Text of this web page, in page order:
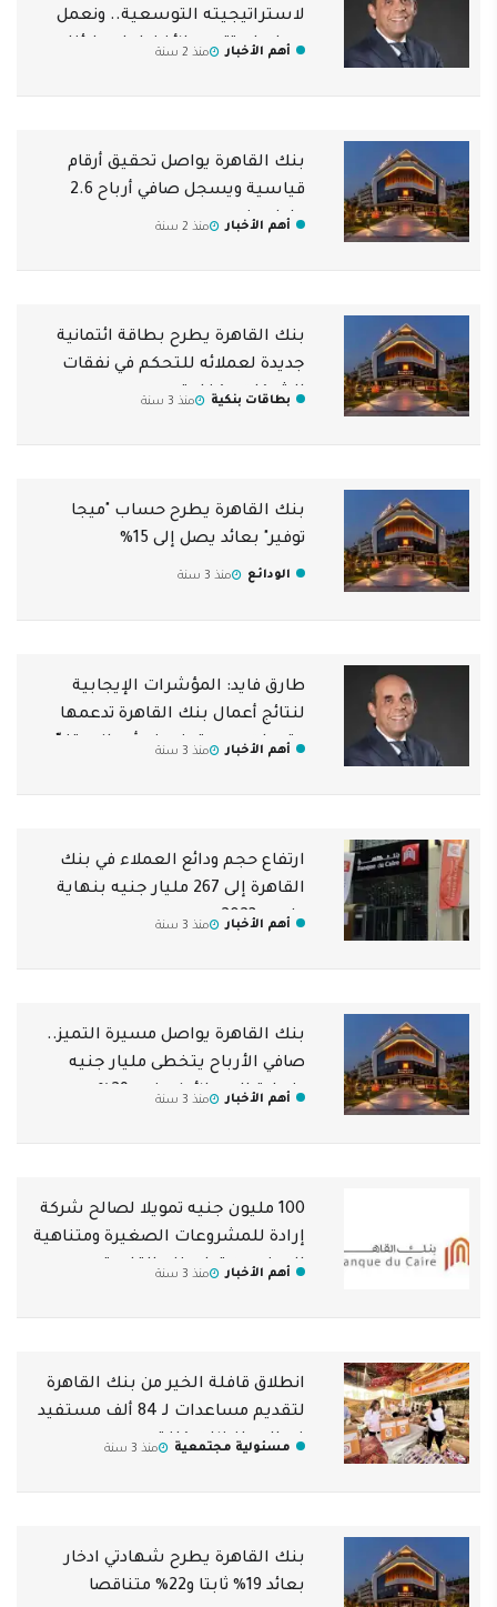
لاستراتيجيته التوسعية.. ونعمل
دوما على تقديم الأفضل لعملائنا
أهم الأخبار منذ 2 سنة
بنك القاهرة يواصل تحقيق أرقام
قياسية ويسجل صافي أرباح 2.6
مليار جنيه
أهم الأخبار منذ 2 سنة
بنك القاهرة يطرح بطاقة ائتمانية
جديدة لعملائه للتحكم في نفقات
الشركات بكفاءة
بطاقات بنكية منذ 3 سنة
بنك القاهرة يطرح حساب "ميجا
توفير" بعائد يصل إلى 15%
الودائع منذ 3 سنة
طارق فايد: المؤشرات الإيجابية
لنتائج أعمال بنك القاهرة تدعمها
مقومات عديدة ونموذج أعمال متفرّد
أهم الأخبار منذ 3 سنة
ارتفاع حجم ودائع العملاء في بنك
القاهرة إلى 267 مليار جنيه بنهاية
مارس 2023
أهم الأخبار منذ 3 سنة
بنك القاهرة يواصل مسيرة التميز..
صافي الأرباح يتخطى مليار جنيه
بنهاية الربع الأول بنمو 29%
أهم الأخبار منذ 3 سنة
100 مليون جنيه تمويلا لصالح شركة
إرادة للمشروعات الصغيرة ومتناهية
الصغر من قبل بنك القاهرة
أهم الأخبار منذ 3 سنة
انطلاق قافلة الخير من بنك القاهرة
لتقديم مساعدات لـ 84 ألف مستفيد
في المحافظات كافة
مسئولية مجتمعية منذ 3 سنة
بنك القاهرة يطرح شهادتي ادخار
بعائد 19% ثابتا و22% متناقصا